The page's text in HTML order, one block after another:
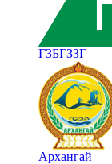
ГЗБГЗЗГ
Архангай